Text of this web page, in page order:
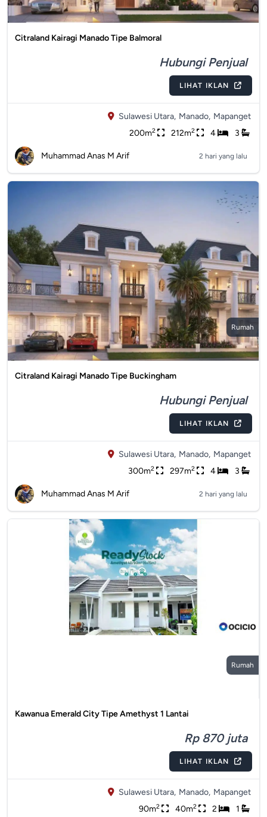
Citraland Kairagi Manado Tipe Balmoral
Hubungi Penjual
LIHAT IKLAN
Sulawesi Utara, Manado, Mapanget
200m2 212m2 4 3
Muhammad Anas M Arif 2 hari yang lalu
Rumah
Citraland Kairagi Manado Tipe Buckingham
Hubungi Penjual
LIHAT IKLAN
Sulawesi Utara, Manado, Mapanget
300m2 297m2 4 3
Muhammad Anas M Arif 2 hari yang lalu
Rumah
Kawanua Emerald City Tipe Amethyst 1 Lantai
Rp 870 juta
LIHAT IKLAN
Sulawesi Utara, Manado, Mapanget
90m2 40m2 2 1